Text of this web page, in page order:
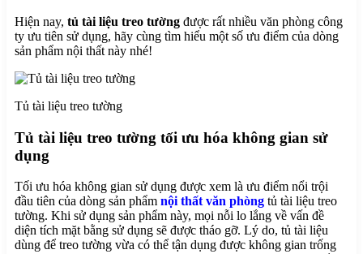
Thiết Kế Nội Thất Phòng Họp
Vách Ngăn
Vách Ngăn Di Động
Vách Ngăn Văn Phòng
Tủ Khách Sạn
Bàn Trang Điểm
Nội Thất Phòng Ăn
Nội Thất Phòng Khách
Nội Thất Phòng Ngủ
Thiết Kế Nội Thất Gia Đình
Dự án
Hiện nay, tủ tài liệu treo tường được rất nhiều văn phòng công
ty ưu tiên sử dụng, hãy cùng tìm hiểu một số ưu điểm của dòng
sản phẩm nội thất này nhé!
Tủ tài liệu treo tường
Tủ tài liệu treo tường tối ưu hóa không gian sử
dụng
Tối ưu hóa không gian sử dụng được xem là ưu điểm nổi trội
đầu tiên của dòng sản phẩm nội thất văn phòng tủ tài liệu treo
tường. Khi sử dụng sản phẩm này, mọi nỗi lo lắng về vấn đề
diện tích mặt bằng sử dụng sẽ được tháo gỡ. Lý do, tủ tài liệu
dùng để treo tường vừa có thể tận dụng được không gian trống